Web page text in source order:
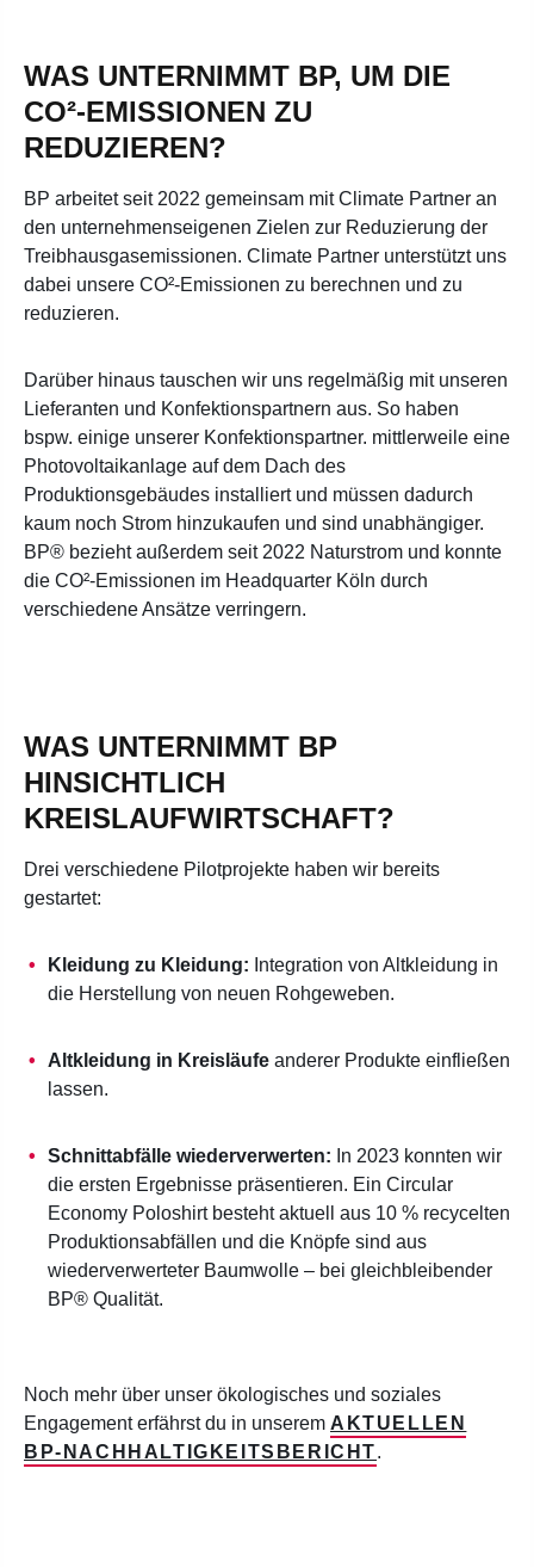
WAS UNTERNIMMT BP, UM DIE
CO²-EMISSIONEN ZU
REDUZIEREN?
BP arbeitet seit 2022 gemeinsam mit Climate Partner an
den unternehmenseigenen Zielen zur Reduzierung der
Treibhausgasemissionen. Climate Partner unterstützt uns
dabei unsere CO²-Emissionen zu berechnen und zu
reduzieren.
Darüber hinaus tauschen wir uns regelmäßig mit unseren
Lieferanten und Konfektionspartnern aus. So haben
bspw. einige unserer Konfektionspartner. mittlerweile eine
Photovoltaikanlage auf dem Dach des
Produktionsgebäudes installiert und müssen dadurch
kaum noch Strom hinzukaufen und sind unabhängiger.
BP® bezieht außerdem seit 2022 Naturstrom und konnte
die CO²-Emissionen im Headquarter Köln durch
verschiedene Ansätze verringern.
WAS UNTERNIMMT BP
HINSICHTLICH
KREISLAUFWIRTSCHAFT?
Drei verschiedene Pilotprojekte haben wir bereits
gestartet:
Kleidung zu Kleidung: Integration von Altkleidung in
die Herstellung von neuen Rohgeweben.
Altkleidung in Kreisläufe anderer Produkte einfließen
lassen.
Schnittabfälle wiederverwerten: In 2023 konnten wir
die ersten Ergebnisse präsentieren. Ein Circular
Economy Poloshirt besteht aktuell aus 10 % recycelten
Produktionsabfällen und die Knöpfe sind aus
wiederverwerteter Baumwolle – bei gleichbleibender
BP® Qualität.
Noch mehr über unser ökologisches und soziales
Engagement erfährst du in unserem AKTUELLEN
BP-NACHHALTIGKEITSBERICHT.